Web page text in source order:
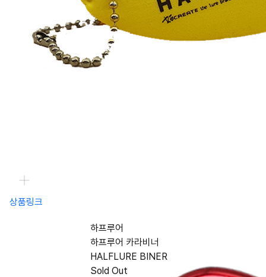
상품링크
하프루어
하프루어 카라비너
HALFLURE BINER
Sold Out